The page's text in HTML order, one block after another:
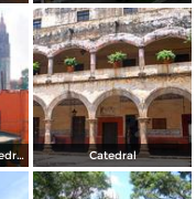
Edificio colonial y Catedral de Cuernavaca Catedral